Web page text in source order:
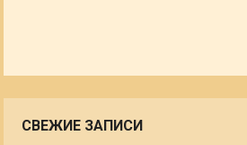
СВЕЖИЕ ЗАПИСИ